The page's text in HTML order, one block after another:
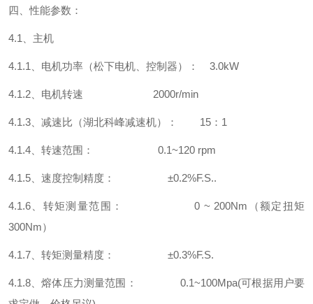
四、性能参数：
4.1、主机
4.1.1、电机功率（松下电机、控制器）： 3.0kW
4.1.2、电机转速 2000r/min
4.1.3、减速比（湖北科峰减速机）： 15：1
4.1.4、转速范围： 0.1~120 rpm
4.1.5、速度控制精度： ±0.2%F.S..
4.1.6、转矩测量范围： 0 ~ 200Nm（额定扭矩
300Nm）
4.1.7、转矩测量精度： ±0.3%F.S.
4.1.8、熔体压力测量范围： 0.1~100Mpa(可根据用户要